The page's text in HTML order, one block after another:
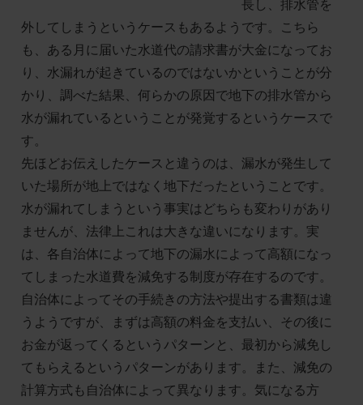
長し、排水管を
外してしまうというケースもあるようです。こちら
も、ある月に届いた水道代の請求書が大金になってお
り、水漏れが起きているのではないかということが分
かり、調べた結果、何らかの原因で地下の排水管から
水が漏れているということが発覚するというケースで
す。
先ほどお伝えしたケースと違うのは、漏水が発生して
いた場所が地上ではなく地下だったということです。
水が漏れてしまうという事実はどちらも変わりがあり
ませんが、法律上これは大きな違いになります。実
は、各自治体によって地下の漏水によって高額になっ
てしまった水道費を減免する制度が存在するのです。
自治体によってその手続きの方法や提出する書類は違
うようですが、まずは高額の料金を支払い、その後に
お金が返ってくるというパターンと、最初から減免し
てもらえるというパターンがあります。また、減免の
計算方式も自治体によって異なります。気になる方